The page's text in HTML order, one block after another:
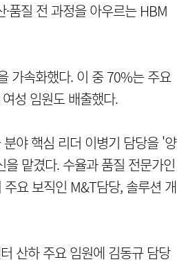
품질 전 과정을 아우르는 HBM
가속화했다. 이 중 70%는 주요
성 임원도 배출했다.
야 핵심 리더 이병기 담당을 '양
맡겼다. 수율과 품질 전문가인
요 보직인 M&T담당, 솔루션 개
산하 주요 임원에 김동규 담당